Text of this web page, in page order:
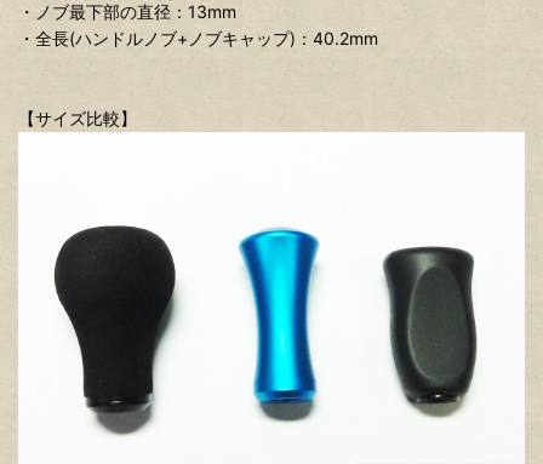
・ノブ最下部の直径：13mm
・全長(ハンドルノブ+ノブキャップ)：40.2mm
【サイズ比較】